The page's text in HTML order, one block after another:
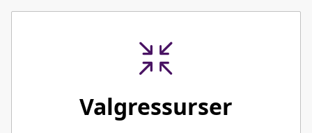
Valgressurser